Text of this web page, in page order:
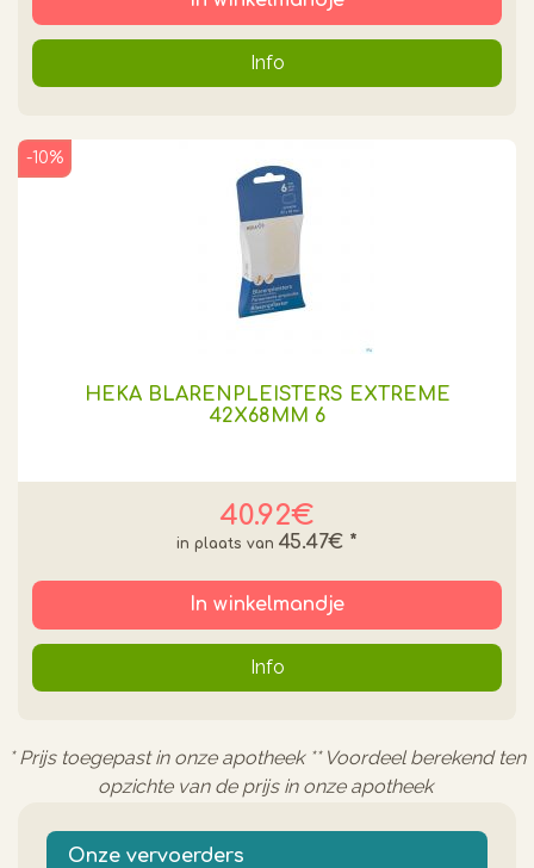
Info
HEKA BLARENPLEISTERS EXTREME
42X68MM 6
40.92€
-10%
45.47€ *
In winkelmandje
Info
* Prijs toegepast in onze apotheek ** Voordeel berekend ten
opzichte van de prijs in onze apotheek
Onze vervoerders